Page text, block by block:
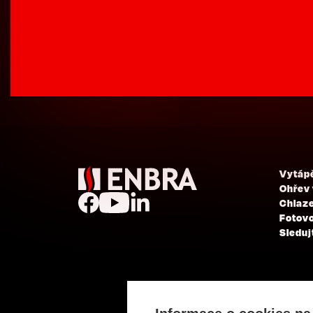
Ohřev